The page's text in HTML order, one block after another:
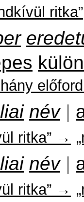
ritka”
név |
ritka” →
név |
ritka” →